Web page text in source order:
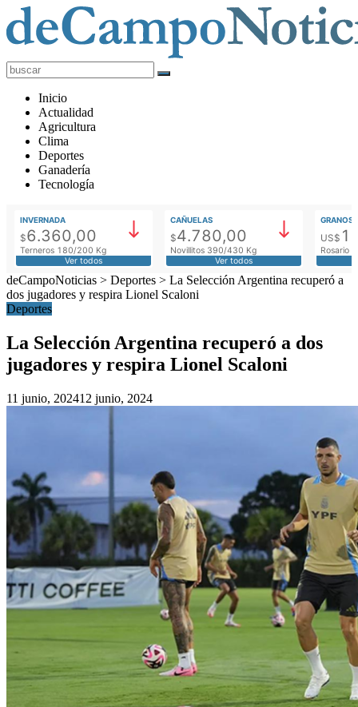
deCampoNoticias
Actualidad
Agropecuaria
Inicio
Actualidad
Agricultura
Clima
Deportes
Ganadería
Tecnología
INVERNADA
$6.360,00
Terneros 180/200 Kg
Ver todos
CAÑUELAS
$4.780,00
Novillitos 390/430 Kg
Ver todos
GRANOS
US$
Rosario
deCampoNoticias > Deportes > La Selección Argentina recuperó a
dos jugadores y respira Lionel Scaloni
Deportes
La Selección Argentina recuperó a dos
jugadores y respira Lionel Scaloni
11 junio, 202412 junio, 2024